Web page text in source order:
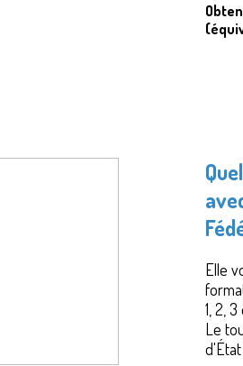
Elle
1, 2,
Le
d'État